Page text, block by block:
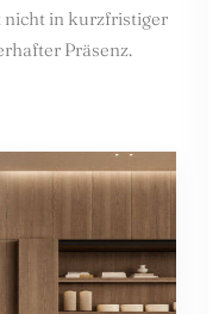
nicht in kurzfristiger
Präsenz.